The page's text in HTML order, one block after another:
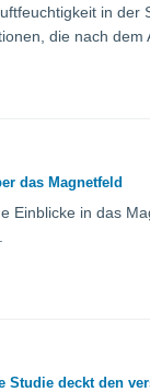
in der
die nach
das Magnetfeld
Einblicke in das
deckt den